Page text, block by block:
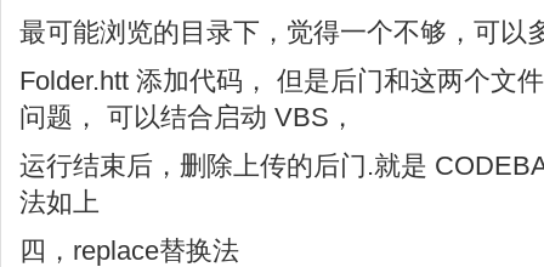
最可能浏览的目录下，觉得一个不够，可以
Folder.htt 添加代码， 但是后门和这两个文
问题， 可以结合启动 VBS，
运行结束后，删除上传的后门.就是
法如上
四，replace替换法